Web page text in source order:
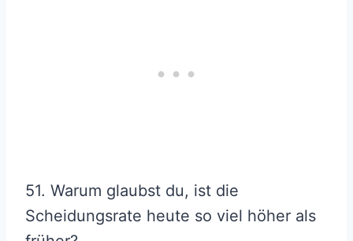
51. Warum glaubst du, ist die
Scheidungsrate heute so viel höher als